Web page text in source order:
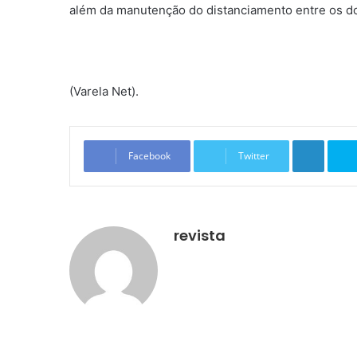
além da manutenção do distanciamento entre os
(Varela Net).
Facebook Twitter
Linkedin
revista